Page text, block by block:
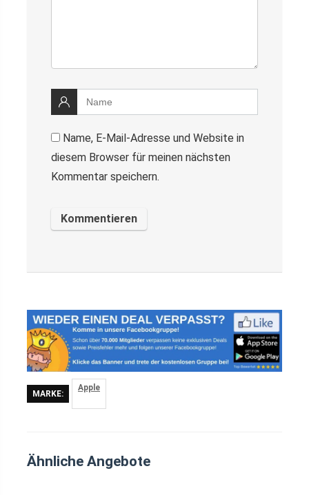
Name, E-Mail-Adresse und Website in
diesem Browser für meinen nächsten
Kommentar speichern.
MARKE:
Apple
Ähnliche Angebote